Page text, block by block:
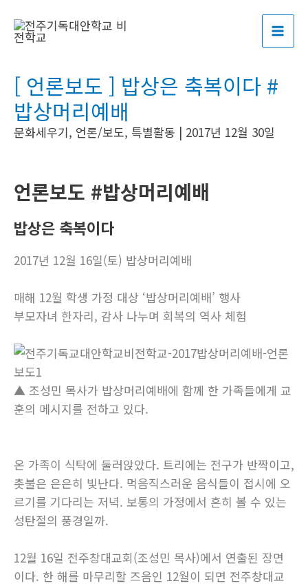
[ 언론보도 ] 밥상은 축복이다 #
밥상머리예배
문화세우기, 언론/보도, 특별활동 | 2017년 12월 30일
언론보도 #밥상머리예배
밥상은 축복이다
2017년 12월 16일(토) 밥상머리예배
매해 12월 학생 가정 대상 ‘밥상머리예배’ 행사
부모자녀 한자리, 감사 나누며 회복의 역사 체험
▲ 조성민 목사가 밥상머리예배에 함께 한 가족들에게 교
훈의 메시지를 전하고 있다.
온 가족이 식탁에 둘러앉았다. 트리에는 전구가 반짝이고,
촛불은 은은히 빛난다. 먹음직스러운 음식들이 접시에 오
르기를 기다리는 저녁. 보통의 가정에서 흔히 볼 수 있는
성탄절의 풍경일까.
12월 16일 전주창대교회(조성민 목사)에서 연출된 장면
이다. 한 해를 마무리할 즈음인 12월이 되면 전주창대교
스
트
색